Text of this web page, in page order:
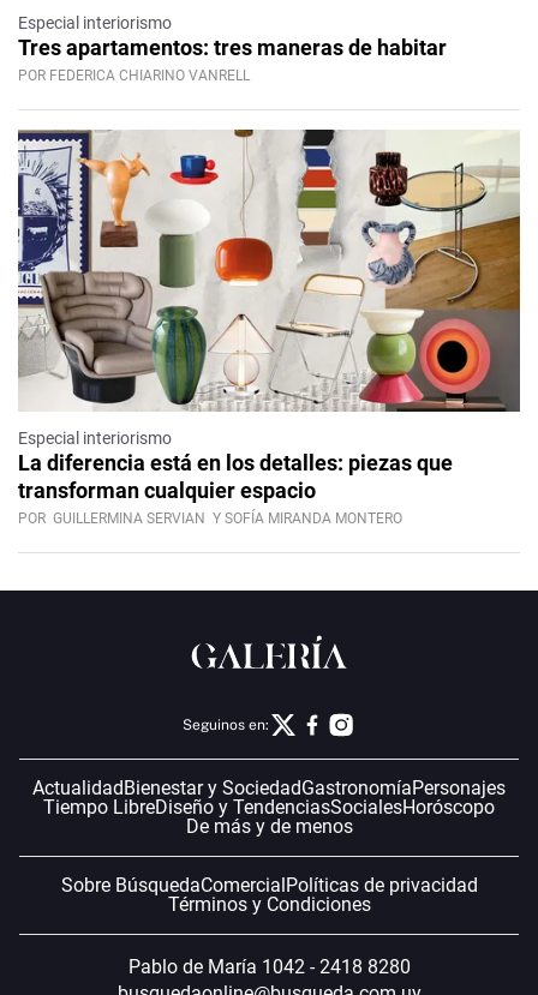
Especial interiorismo
Tres apartamentos: tres maneras de habitar
POR FEDERICA CHIARINO VANRELL
Especial interiorismo
La diferencia está en los detalles: piezas que
transforman cualquier espacio
POR GUILLERMINA SERVIAN Y SOFÍA MIRANDA MONTERO
Seguinos en:
ActualidadBienestar y SociedadGastronomíaPersonajes
Tiempo LibreDiseño y TendenciasSocialesHoróscopo
De más y de menos
Sobre BúsquedaComercialPolíticas de privacidad
Términos y Condiciones
Pablo de María 1042 - 2418 8280